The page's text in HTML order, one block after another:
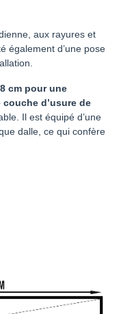
aux rayures et
également d’une pose
cm pour une
d’usure de
Il est équipé d’une
dalle, ce qui confère